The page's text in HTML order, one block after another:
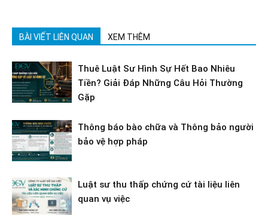
BÀI VIẾT LIÊN QUAN XEM THÊM
Thuê Luật Sư Hình Sự Hết Bao Nhiêu
Tiền? Giải Đáp Những Câu Hỏi Thường
Gặp
Thông báo bào chữa và Thông bảo người
bảo vệ hợp pháp
Luật sư thu thấp chứng cứ tài liệu liên
quan vụ việc